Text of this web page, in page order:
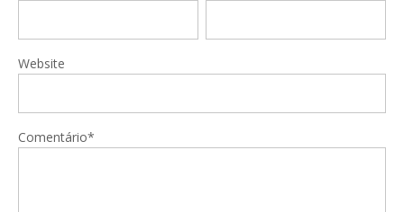
Website
Comentário*